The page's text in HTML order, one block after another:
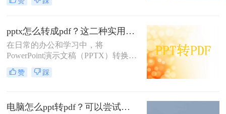
容性、格式稳定性和便于分享的特
示的首选格式。无论是为了在线分
享、打印成册还是确保演示内容的格
式一致性，将PPT转换为PDF都是一
个明智的选择。那么ppt怎么转换成
pdf呢？本文将详细介绍几种将PPT转
换成PDF的方法，帮助您轻松完成这
pptx怎么转成pdf？这二种实用方法轻松解决！
在日常的办公和学习中，将
PowerPoint演示文稿（PPTX）转换为
PDF格式是一项常见且重要的任务。
PDF格式因其良好的跨平台兼容性、
件格式。本文将详细介绍pptx怎么转
赞 踩
电脑怎么ppt转pdf？可以尝试一下这3个转换方法！